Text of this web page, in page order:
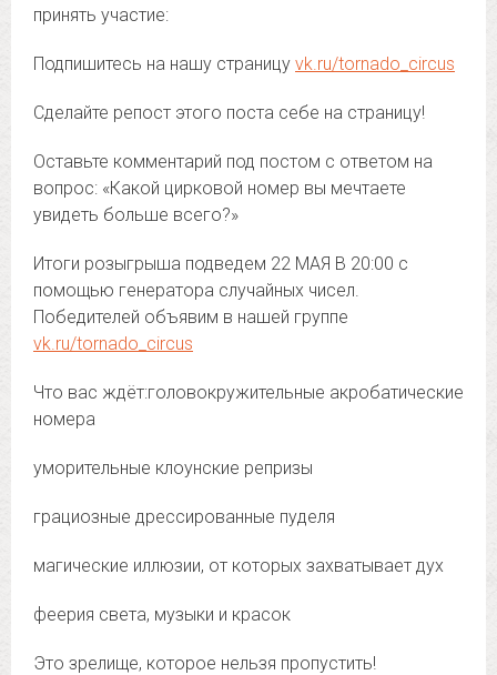
принять участие:
Подпишитесь на нашу страницу vk.ru/tornado_circus
Сделайте репост этого поста себе на страницу!
Оставьте комментарий под постом с ответом на
вопрос: «Какой цирковой номер вы мечтаете
увидеть больше всего?»
Итоги розыгрыша подведем 22 МАЯ В 20:00 с
помощью генератора случайных чисел.
Победителей объявим в нашей группе
vk.ru/tornado_circus
Что вас ждёт:головокружительные акробатические
номера
уморительные клоунские репризы
грациозные дрессированные пуделя
магические иллюзии, от которых захватывает дух
феерия света, музыки и красок
Это зрелище, которое нельзя пропустить!